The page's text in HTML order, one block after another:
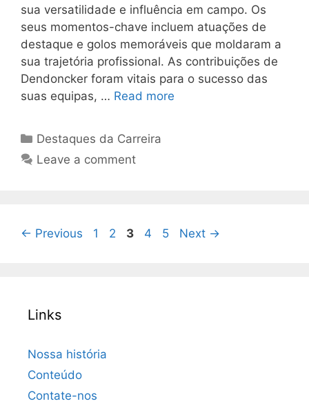
sua versatilidade e influência em campo. Os
seus momentos-chave incluem atuações de
destaque e golos memoráveis que moldaram a
sua trajetória profissional. As contribuições de
Dendoncker foram vitais para o sucesso das
suas equipas, … Read more
Categories
Destaques da Carreira
Leave a comment
← Previous Page
1 Page
2 Page
3 Page
4 Page
5 Next →
Links
Nossa história
Conteúdo
Contate-nos